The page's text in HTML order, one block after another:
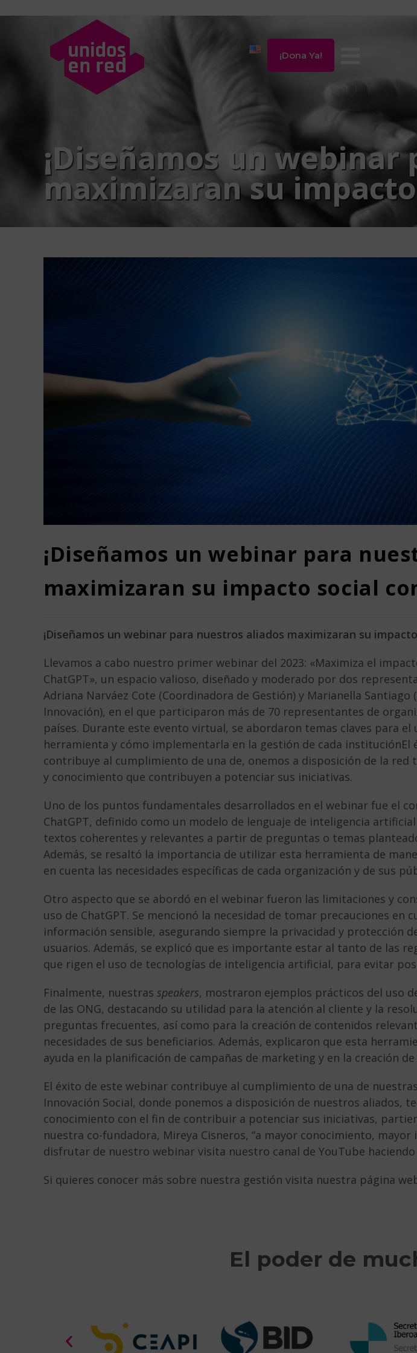
¡Dona Ya!
¡Diseñamos un
maximizaran su
¡Diseñamos un webinar para
maximizaran su impacto social
¡Diseñamos un webinar para nuestros aliados maximizaran su
Llevamos a cabo nuestro primer webinar del 2023: «Maximiza el
ChatGPT», un espacio valioso, diseñado y moderado por dos
Adriana Narváez Cote (Coordinadora de Gestión) y Marianella Santiago
Innovación), en el que participaron más de 70 representantes de
países. Durante este evento virtual, se abordaron temas claves para el
herramienta y cómo implementarla en la gestión de cada instituciónEl
contribuye al cumplimiento de una de, onemos a disposición de la red
y conocimiento que contribuyen a potenciar sus iniciativas.
Uno de los puntos fundamentales desarrollados en el webinar fue el
ChatGPT, definido como un modelo de lenguaje de inteligencia
textos coherentes y relevantes a partir de preguntas o temas
Además, se resaltó la importancia de utilizar esta herramienta de
en cuenta las necesidades específicas de cada organización y de sus
Otro aspecto que se abordó en el webinar fueron las limitaciones y
uso de ChatGPT. Se mencionó la necesidad de tomar precauciones en
información sensible, asegurando siempre la privacidad y protección
usuarios. Además, se explicó que es importante estar al tanto de las
que rigen el uso de tecnologías de inteligencia artificial, para evitar
Finalmente, nuestras speakers, mostraron ejemplos prácticos del uso
de las ONG, destacando su utilidad para la atención al cliente y la
preguntas frecuentes, así como para la creación de contenidos
necesidades de sus beneficiarios. Además, explicaron que esta
ayuda en la planificación de campañas de marketing y en la creación
El éxito de este webinar contribuye al cumplimiento de una de
Innovación Social, donde ponemos a disposición de nuestros aliados,
conocimiento con el fin de contribuir a potenciar sus iniciativas,
nuestra co-fundadora, Mireya Cisneros, “a mayor conocimiento, mayor
disfrutar de nuestro webinar visita nuestro canal de YouTube haciendo
Si quieres conocer más sobre nuestra gestión visita nuestra página
El poder de